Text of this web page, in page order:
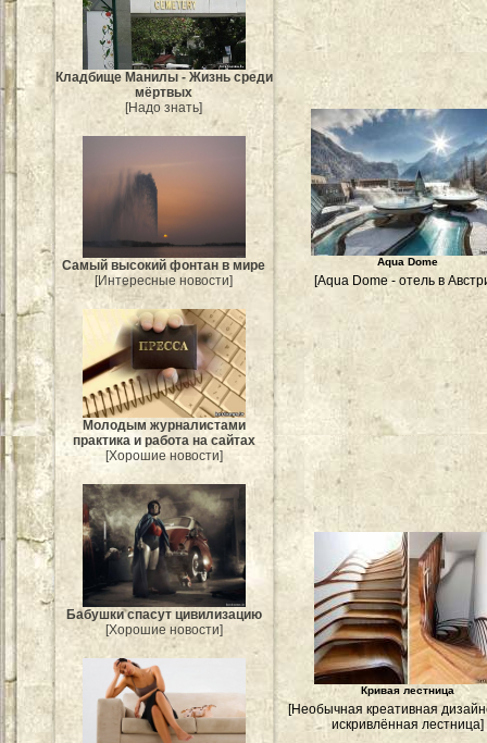
Кладбище Манилы - Жизнь среди
мёртвых
[Надо знать]
Самый высокий фонтан в мире
[Интересные новости]
Молодым журналистами
практика и работа на сайтах
[Хорошие новости]
Бабушки спасут цивилизацию
[Хорошие новости]
Aqua Dome
[Aqua Dome - отель в
Кривая лестница
[Необычная креативная
искривлённая лестница]